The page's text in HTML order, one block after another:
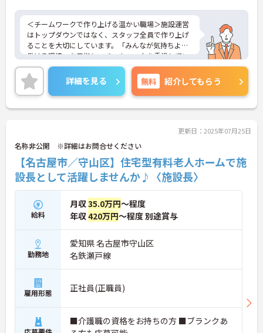
＜チームワークで作り上げる温かい職場＞施設運営
はトップダウンではなく、スタッフ全員で作り上げ
ることを大切にしています。「みんなが気持ちよく
働ける環境」を目指し、チームワークを重視してい
るのが特徴です。裁量が大きく任される部分も多い
ため、アイデアや気配りがダイレクトに施設の雰囲
気を良くし、スタッフの笑顔につながるやりがいを
感じられます。
＜学びを応援！充実の研修と資格手当＞「管理職専
専門研修など、成長を支えるプログラムが豊富で
す。また、資格取得への評価も手厚く、スキルアッ
プが収入アップにもつながります。
＜プライベートも大切にできる柔軟な働き方＞年間
休日は117日あり、1時間単位で取得できる有給休暇
や、最大40日まで積み立てられる積立有給休暇な
ど、休みを取りやすい制度が整っています。
詳細を見る 無料 紹介してもらう
更新日：2025年07月25日
名称非公開 ※詳細はお問合せください
【名古屋市／守山区】住宅型有料老人ホームで施
設長として活躍しませんか♪〈施設長〉
給料
月収35.0万円～程度
年収420万円～程度 別途賞与
勤務地
愛知県 名古屋市守山区
名鉄瀬戸線
雇用形態 正社員(正職員)
■介護職の資格をお持ちの方 ■ブランクあ